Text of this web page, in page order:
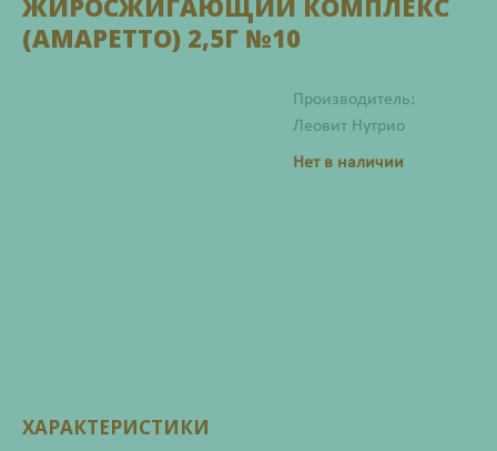
ЖИРОСЖИГАЮЩИЙ КОМПЛЕКС
(АМАРЕТТО) 2,5Г №10
Производитель:
Леовит Нутрио
Нет в наличии
ХАРАКТЕРИСТИКИ